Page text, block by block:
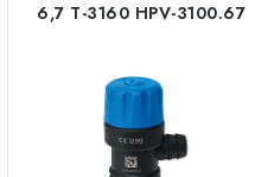
6,7 T-3160 HPV-3100.67